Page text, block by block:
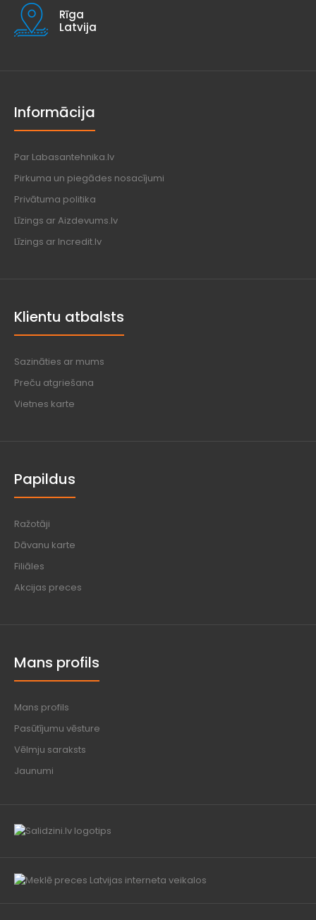
Rīga
Latvija
Informācija
Par Labasantehnika.lv
Pirkuma un piegādes nosacījumi
Privātuma politika
Līzings ar Aizdevums.lv
Līzings ar Incredit.lv
Klientu atbalsts
Sazināties ar mums
Preču atgriešana
Vietnes karte
Papildus
Ražotāji
Dāvanu karte
Filiāles
Akcijas preces
Mans profils
Mans profils
Pasūtījumu vēsture
Vēlmju saraksts
Jaunumi